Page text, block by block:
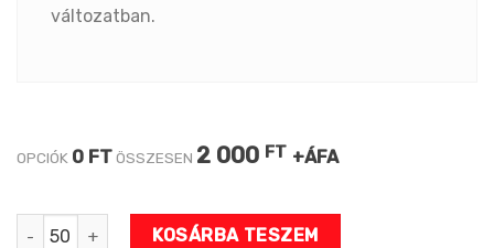
változatban.
OPCIÓK 0 FTÖSSZESEN 2 000 FT +ÁFA
New Year karszalag mennyiség
KOSÁRBA TESZEM